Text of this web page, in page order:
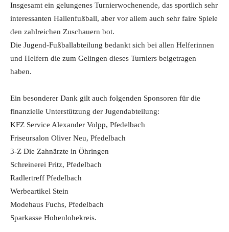
Insgesamt ein gelungenes Turnierwochenende, das sportlich sehr
interessanten Hallenfußball, aber vor allem auch sehr faire Spiele
den zahlreichen Zuschauern bot.
Die Jugend-Fußballabteilung bedankt sich bei allen Helferinnen
und Helfern die zum Gelingen dieses Turniers beigetragen
haben.
Ein besonderer Dank gilt auch folgenden Sponsoren für die
finanzielle Unterstützung der Jugendabteilung:
KFZ Service Alexander Volpp, Pfedelbach
Friseursalon Oliver Neu, Pfedelbach
3-Z Die Zahnärzte in Öhringen
Schreinerei Fritz, Pfedelbach
Radlertreff Pfedelbach
Werbeartikel Stein
Modehaus Fuchs, Pfedelbach
Sparkasse Hohenlohekreis.